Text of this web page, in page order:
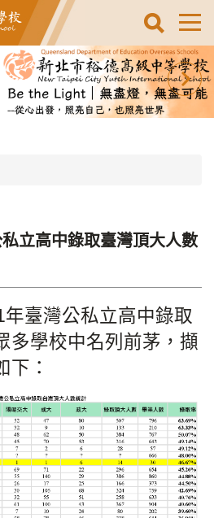
立高中錄取臺灣頂大人數
臺灣公私立高中錄取
多學校中名列前茅，擷
下：